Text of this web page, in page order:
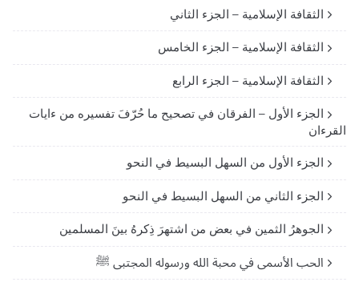
الثقافة الإسلامية – الجزء الثاني
الثقافة الإسلامية – الجزء الخامس
الثقافة الإسلامية – الجزء الرابع
الجزء الأول – الفرقان في تصحيح ما حُرّفَ تفسيره من ءايات
القرءان
الجزء الأول من السهل البسيط في النحو
الجزء الثاني من السهل البسيط في النحو
الجوهرُ الثمين في بعض من اشتهرَ ذِكرهُ بينَ المسلمين
الحب الأسمى في محبة الله ورسوله المجتبى ﷺ